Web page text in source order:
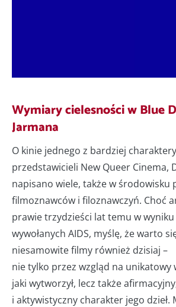
Wymiary cielesności w Blue
Jarmana
O kinie jednego z bardziej
przedstawicieli New Queer Cinema,
napisano wiele, także w środowisku
filmoznawców i filoznawczyń. Choć
prawie trzydzieści lat temu w wyniku
wywołanych AIDS, myślę, że warto
niesamowite filmy również dzisiaj –
nie tylko przez wzgląd na unikatowy
jaki wytworzył, lecz także
i aktywistyczny charakter jego dzieł.